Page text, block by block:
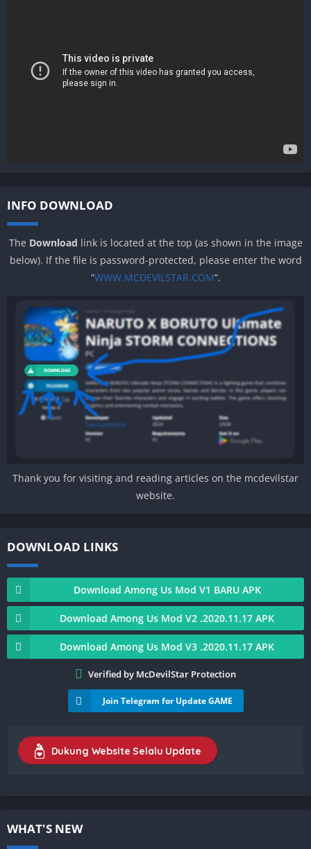
INFO DOWNLOAD
The Download link is located at the top (as shown in the image
below). If the file is password-protected, please enter the word
“WWW.MCDEVILSTAR.COM“.
Thank you for visiting and reading articles on the mcdevilstar
website.
DOWNLOAD LINKS
Download Among Us Mod V1 BARU APK
Download Among Us Mod V2 .2020.11.17 APK
Download Among Us Mod V3 .2020.11.17 APK
Verified by McDevilStar Protection
Join Telegram for Update GAME
Dukung Website Selalu Update
WHAT'S NEW